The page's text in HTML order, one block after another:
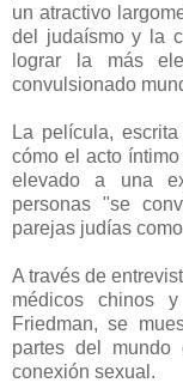
un atractivo
del judaísmo y la
lograr la más
convulsionado
La película,
cómo el acto
elevado a una
personas "se
parejas judías
A través de
médicos chinos
Friedman, se
partes del mundo
conexión sexual.